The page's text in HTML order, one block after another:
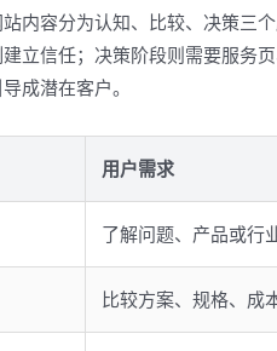
内容分为认知、比较、决策三
立信任；决策阶段则需要服务
成潜在客户。
用户需求
了解问题、产品或行
比较方案、规格、成